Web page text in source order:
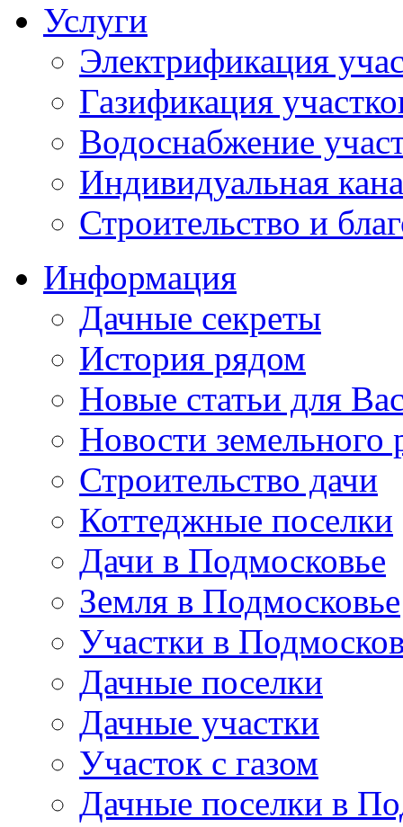
Услуги
Электрификация
Газификация
Водоснабжение
Индивидуальная
Строительство и
Информация
Дачные секреты
История рядом
Новые статьи для
Новости земельного
Строительство дачи
Коттеджные поселки
Дачи в Подмосковье
Земля в Подмосковье
Участки в
Дачные поселки
Дачные участки
Участок с газом
Дачные поселки в